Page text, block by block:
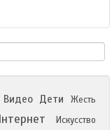
Видео Дети
Жесть
Искусство